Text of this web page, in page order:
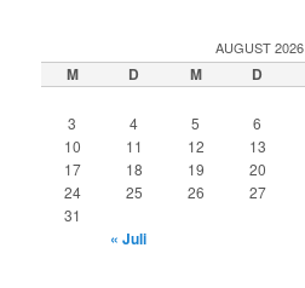
AUGUST 2026
M D M D
3 4 5 6
10
11 12 13
17
18 19 20
24
25 26 27
31
« Juli